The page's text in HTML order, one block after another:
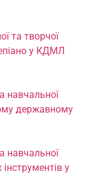
та творчої
у КДМЛ
навчальної
державному
навчальної
у